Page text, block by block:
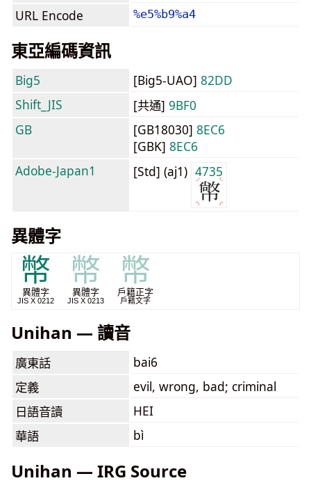
URL Encode %e5%b9%a4
東亞編碼資訊
Big5 [Big5-UAO] 82DD
Shift_JIS
[共通] 9BF0
GB
[GB18030] 8EC6
[GBK] 8EC6
Adobe-Japan1
[Std] (aj1) 4735
異體字
幣
異體字
JIS X 0212
幣
異體字
JIS X 0213
幣
戶籍正字
戶籍文字
Unihan — 讀音
廣東話
bai6
定義
evil, wrong, bad; criminal
日語音讀
HEI
華語
bì
Unihan — IRG Source